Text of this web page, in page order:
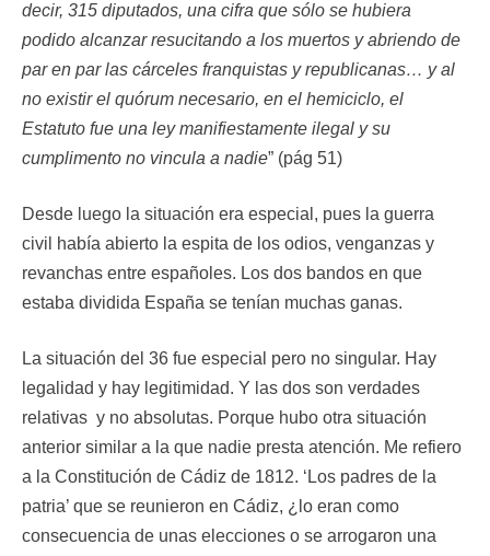
decir, 315 diputados, una cifra que sólo se hubiera
podido alcanzar resucitando a los muertos y abriendo de
par en par las cárceles franquistas y republicanas… y al
no existir el quórum necesario, en el hemiciclo, el
Estatuto fue una ley manifiestamente ilegal y su
cumplimento no vincula a nadie” (pág 51)
Desde luego la situación era especial, pues la guerra
civil había abierto la espita de los odios, venganzas y
revanchas entre españoles. Los dos bandos en que
estaba dividida España se tenían muchas ganas.
La situación del 36 fue especial pero no singular. Hay
legalidad y hay legitimidad. Y las dos son verdades
relativas y no absolutas. Porque hubo otra situación
anterior similar a la que nadie presta atención. Me refiero
a la Constitución de Cádiz de 1812. ‘Los padres de la
patria’ que se reunieron en Cádiz, ¿lo eran como
consecuencia de unas elecciones o se arrogaron una